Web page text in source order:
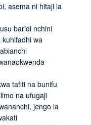
asema ni hitaji la
baridi nchini
wa
tafiti na bunifu
na ufugaji
jengo la